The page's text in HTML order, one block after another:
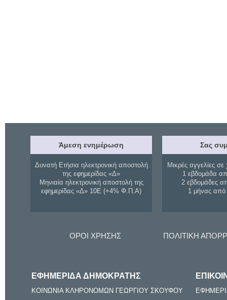
Άμεση ενημέρωση
Δυνατή Ετήσια ηλεκτρονική αποστολή
της εφημερίδας «Δ»
Μηνιαία ηλεκτρονική αποστολή της
εφημερίδας «Δ» 10Ε (+4% Φ.Π.Α)
Σας
Μικρές αγγελίες σε
1 εβδομάδα
2 εβδομάδες
1 μήνας
ΟΡΟΙ ΧΡΗΣΗΣ ΠΟΛΙΤΙΚΗ
ΕΦΗΜΕΡΙΔΑ ΔΗΜΟΚΡΑΤΗΣ
ΚΟΙΝΩΝΙΑ ΚΛΗΡΟΝΟΜΩΝ ΓΕΩΡΓΙΟΥ ΣΚΟΥΦΟΥ